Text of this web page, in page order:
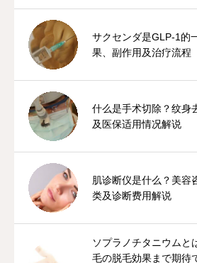
サクセンダ是GLP-1的
果、副作用及治疗流程
什么是手术切除？纹身
及医保适用情况解说
肌诊断仪是什么？美容
类及诊断费用解说
ソプラノチタニウムと
毛の脱毛効果まで期